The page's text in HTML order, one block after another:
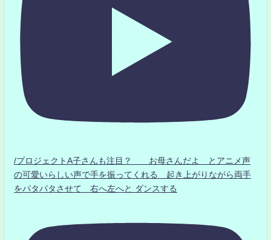
/プロジェクトA子さんも注目？ お母さんだよ とアニメ声
の可愛いらしい声で手を振ってくれる 起き上がりながら両手
をパタパタさせて 右へ左へと ダンスする